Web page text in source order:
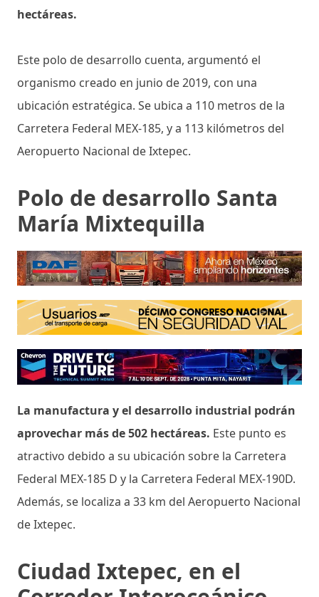
hectáreas.
Este polo de desarrollo cuenta, argumentó el
organismo creado en junio de 2019, con una
ubicación estratégica. Se ubica a 110 metros de la
Carretera Federal MEX-185, y a 113 kilómetros del
Aeropuerto Nacional de Ixtepec.
Polo de desarrollo Santa
María Mixtequilla
La manufactura y el desarrollo industrial podrán
aprovechar más de 502 hectáreas. Este punto es
atractivo debido a su ubicación sobre la Carretera
Federal MEX-185 D y la Carretera Federal MEX-190D.
Además, se localiza a 33 km del Aeropuerto Nacional
de Ixtepec.
Ciudad Ixtepec, en el